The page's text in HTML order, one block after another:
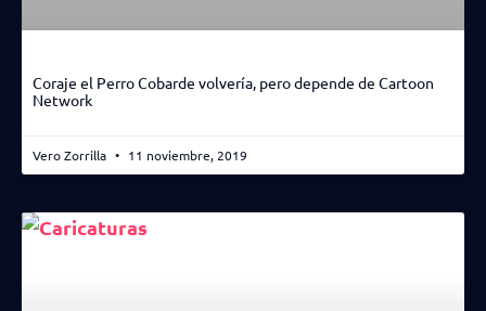
Coraje el Perro Cobarde volvería, pero depende de Cartoon
Network
Vero Zorrilla 11 noviembre, 2019